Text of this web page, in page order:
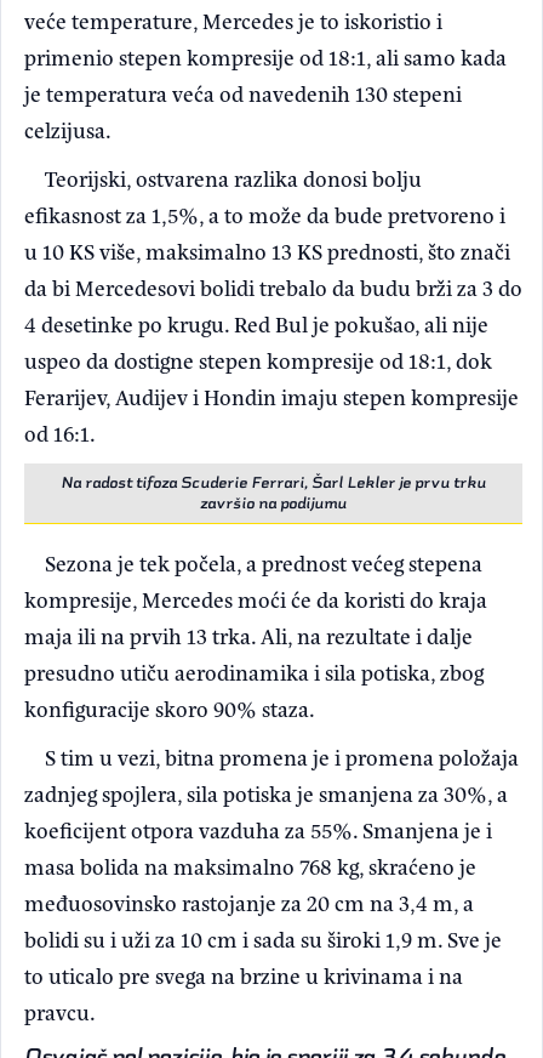
veće temperature, Mercedes je to iskoristio i
primenio stepen kompresije od 18:1, ali samo kada
je temperatura veća od navedenih 130 stepeni
celzijusa.
Teorijski, ostvarena razlika donosi bolju
efikasnost za 1,5%, a to može da bude pretvoreno i
u 10 KS više, maksimalno 13 KS prednosti, što znači
da bi Mercedesovi bolidi trebalo da budu brži za 3 do
4 desetinke po krugu. Red Bul je pokušao, ali nije
uspeo da dostigne stepen kompresije od 18:1, dok
Ferarijev, Audijev i Hondin imaju stepen kompresije
od 16:1.
Na radost tifoza Scuderie Ferrari, Šarl Lekler je prvu trku
završio na podijumu
Sezona je tek počela, a prednost većeg stepena
kompresije, Mercedes moći će da koristi do kraja
maja ili na prvih 13 trka. Ali, na rezultate i dalje
presudno utiču aerodinamika i sila potiska, zbog
konfiguracije skoro 90% staza.
S tim u vezi, bitna promena je i promena položaja
zadnjeg spojlera, sila potiska je smanjena za 30%, a
koeficijent otpora vazduha za 55%. Smanjena je i
masa bolida na maksimalno 768 kg, skraćeno je
međuosovinsko rastojanje za 20 cm na 3,4 m, a
bolidi su i uži za 10 cm i sada su široki 1,9 m. Sve je
to uticalo pre svega na brzine u krivinama i na
pravcu.